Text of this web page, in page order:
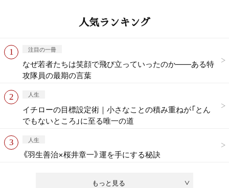
人気ランキング
もっと見る
注目の一冊
なぜ若者たちは笑顔で飛び立っていったのか——ある特
攻隊員の最期の言葉
人生
イチローの目標設定術｜小さなことの積み重ねが「とん
でもないところ」に至る唯一の道
人生
《羽生善治×桜井章一》運を手にする秘訣